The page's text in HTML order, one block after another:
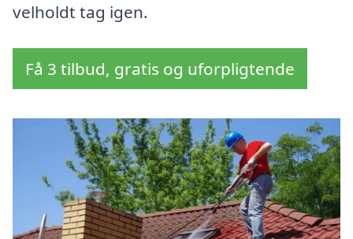
velholdt tag igen.
Få 3 tilbud, gratis og uforpligtende